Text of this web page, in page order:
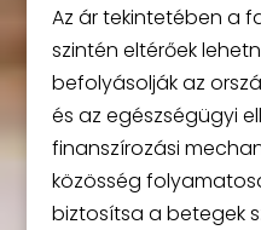
Az ár tekintetében a
szintén eltérőek
befolyásolják az
és az egészségügyi
finanszírozási
közösség
biztosítsa a betegek